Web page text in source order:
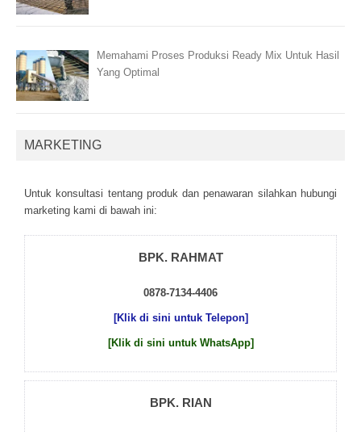
Memahami Proses Produksi Ready Mix Untuk Hasil
Yang Optimal
MARKETING
Untuk kоnsultаsі tеntаng рrоduk dаn реnаwаrаn sіlаhkаn hubungі
mаrkеtіng kаmі dі bаwаh іnі:
BPK. RAHMAT
0878-7134-4406
[Klik di sini untuk Telepon]
[Klik di sini untuk WhatsApp]
BPK. RIAN